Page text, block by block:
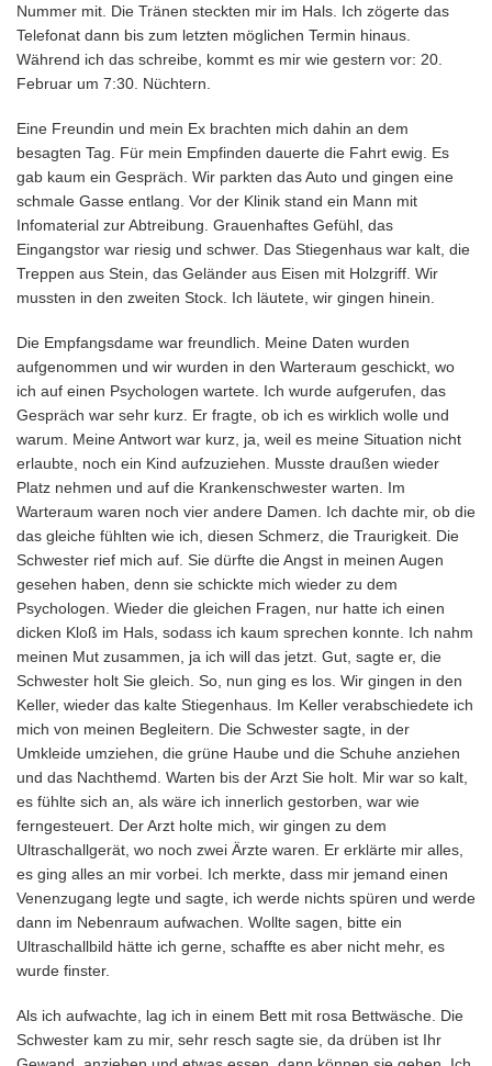
Nummer mit. Die Tränen steckten mir im Hals. Ich zögerte das
Telefonat dann bis zum letzten möglichen Termin hinaus.
Während ich das schreibe, kommt es mir wie gestern vor: 20.
Februar um 7:30. Nüchtern.
Eine Freundin und mein Ex brachten mich dahin an dem
besagten Tag. Für mein Empfinden dauerte die Fahrt ewig. Es
gab kaum ein Gespräch. Wir parkten das Auto und gingen eine
schmale Gasse entlang. Vor der Klinik stand ein Mann mit
Infomaterial zur Abtreibung. Grauenhaftes Gefühl, das
Eingangstor war riesig und schwer. Das Stiegenhaus war kalt, die
Treppen aus Stein, das Geländer aus Eisen mit Holzgriff. Wir
mussten in den zweiten Stock. Ich läutete, wir gingen hinein.
Die Empfangsdame war freundlich. Meine Daten wurden
aufgenommen und wir wurden in den Warteraum geschickt, wo
ich auf einen Psychologen wartete. Ich wurde aufgerufen, das
Gespräch war sehr kurz. Er fragte, ob ich es wirklich wolle und
warum. Meine Antwort war kurz, ja, weil es meine Situation nicht
erlaubte, noch ein Kind aufzuziehen. Musste draußen wieder
Platz nehmen und auf die Krankenschwester warten. Im
Warteraum waren noch vier andere Damen. Ich dachte mir, ob die
das gleiche fühlten wie ich, diesen Schmerz, die Traurigkeit. Die
Schwester rief mich auf. Sie dürfte die Angst in meinen Augen
gesehen haben, denn sie schickte mich wieder zu dem
Psychologen. Wieder die gleichen Fragen, nur hatte ich einen
dicken Kloß im Hals, sodass ich kaum sprechen konnte. Ich nahm
meinen Mut zusammen, ja ich will das jetzt. Gut, sagte er, die
Schwester holt Sie gleich. So, nun ging es los. Wir gingen in den
Keller, wieder das kalte Stiegenhaus. Im Keller verabschiedete ich
mich von meinen Begleitern. Die Schwester sagte, in der
Umkleide umziehen, die grüne Haube und die Schuhe anziehen
und das Nachthemd. Warten bis der Arzt Sie holt. Mir war so kalt,
es fühlte sich an, als wäre ich innerlich gestorben, war wie
ferngesteuert. Der Arzt holte mich, wir gingen zu dem
Ultraschallgerät, wo noch zwei Ärzte waren. Er erklärte mir alles,
es ging alles an mir vorbei. Ich merkte, dass mir jemand einen
Venenzugang legte und sagte, ich werde nichts spüren und werde
dann im Nebenraum aufwachen. Wollte sagen, bitte ein
Ultraschallbild hätte ich gerne, schaffte es aber nicht mehr, es
wurde finster.
Als ich aufwachte, lag ich in einem Bett mit rosa Bettwäsche. Die
Schwester kam zu mir, sehr resch sagte sie, da drüben ist Ihr